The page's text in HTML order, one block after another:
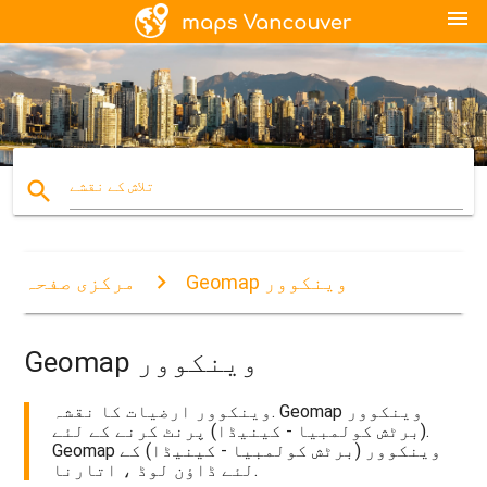
menu
search تلاش کے نقشے
مرکزی صفحہ Geomap وینکوور
Geomap وینکوور
وینکوور ارضیات کا نقشہ. Geomap وینکوور
(برٹش کولمبیا - کینیڈا) پرنٹ کرنے کے لئے.
Geomap وینکوور (برٹش کولمبیا - کینیڈا) کے
لئے ڈاؤن لوڈ ، اتارنا.